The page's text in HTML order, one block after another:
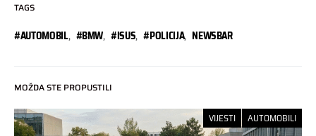
TAGS
#AUTOMOBIL, #BMW, #ISUS, #POLICIJA, NEWSBAR
MOŽDA STE PROPUSTILI
VIJESTI AUTOMOBILI